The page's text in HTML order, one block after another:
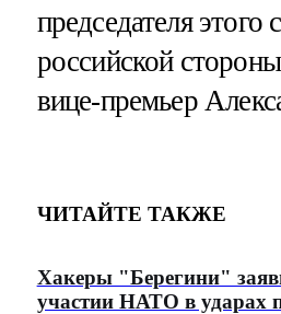
председателя этого
российской
вице-премьер
ЧИТАЙТЕ ТАКЖЕ
Хакеры "Берегини"
участии НАТО в ударах